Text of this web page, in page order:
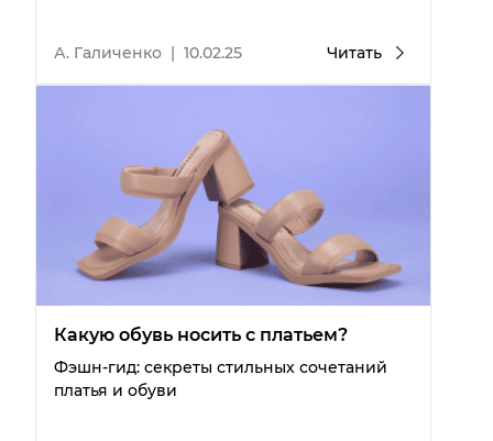
А. Галиченко | 10.02.25 Читать
Какую обувь носить с платьем?
Фэшн-гид: секреты стильных сочетаний
платья и обуви